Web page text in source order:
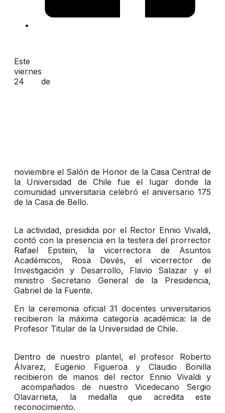
Este
viernes
24 de
noviembre el Salón de Honor de la Casa Central de
la Universidad de Chile fue el lugar donde la
comunidad universitaria celebró el aniversario 175
de la Casa de Bello.
La actividad, presidida por el Rector Ennio Vivaldi,
contó con la presencia en la testera del prorrector
Rafael Epstein, la vicerrectora de Asuntos
Académicos, Rosa Devés, el vicerrector de
Investigación y Desarrollo, Flavio Salazar y el
ministro Secretario General de la Presidencia,
Gabriel de la Fuente.
En la ceremonia oficial 31 docentes universitarios
recibieron la máxima categoría académica: la de
Profesor Titular de la Universidad de Chile.
Dentro de nuestro plantel, el profesor Roberto
Álvarez, Eugenio Figueroa y Claudio Bonilla
recibieron de manos del rector Ennio Vivaldi y
acompañados de nuestro Vicedecano Sergio
Olavarrieta, la medalla que acredita este
reconocimiento.